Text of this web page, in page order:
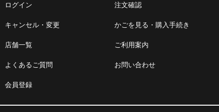
ログイン 注文確認
キャンセル・変更 かごを見る・購入手続き
店舗一覧 ご利用案内
よくあるご質問 お問い合わせ
会員登録